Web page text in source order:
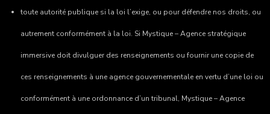
toute autorité publique si la loi l’exige, ou pour défendre nos droits, ou
autrement conformément à la loi. Si Mystique – Agence stratégique
immersive doit divulguer des renseignements ou fournir une copie de
ces renseignements à une agence gouvernementale en vertu d’une loi ou
conformément à une ordonnance d’un tribunal, Mystique – Agence